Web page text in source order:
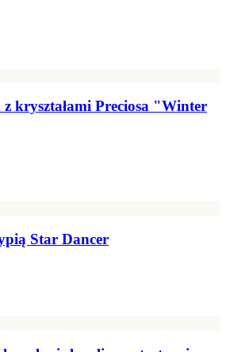
kryształami Preciosa "Winter
Star Dancer